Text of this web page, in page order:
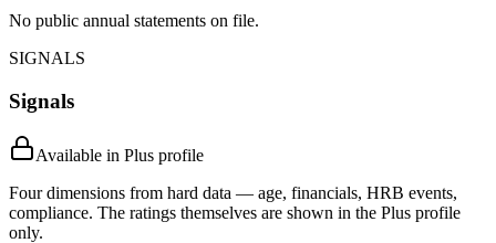
No public annual statements on file.
SIGNALS
Signals
Available in Plus profile
Four dimensions from hard data — age, financials, HRB events,
compliance. The ratings themselves are shown in the Plus profile
only.